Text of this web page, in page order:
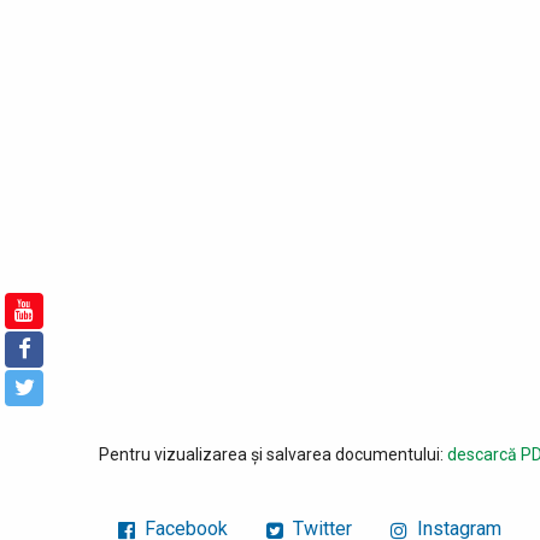
Pentru vizualizarea și salvarea documentului: descarcă
Facebook Twitter Instagram